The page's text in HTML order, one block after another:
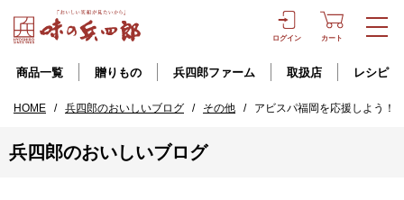
ログイン カート
商品一覧 贈りもの 兵四郎ファーム 取扱店 レシピ
HOME / 兵四郎のおいしいブログ / その他 / アビスパ福岡を応援しよう！
兵四郎のおいしいブログ